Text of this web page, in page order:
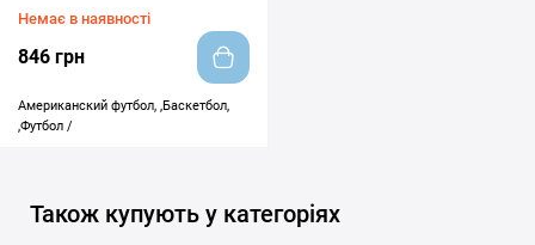
Немає в наявності
846 грн
Американский футбол, ,Баскетбол,
,Футбол /
Також купують у категоріях